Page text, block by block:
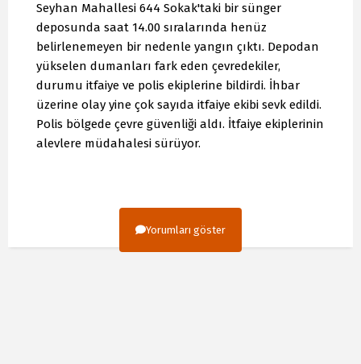
Seyhan Mahallesi 644 Sokak'taki bir sünger
deposunda saat 14.00 sıralarında henüz
belirlenemeyen bir nedenle yangın çıktı. Depodan
yükselen dumanları fark eden çevredekiler,
durumu itfaiye ve polis ekiplerine bildirdi. İhbar
üzerine olay yine çok sayıda itfaiye ekibi sevk edildi.
Polis bölgede çevre güvenliği aldı. İtfaiye ekiplerinin
alevlere müdahalesi sürüyor.
Yorumları göster